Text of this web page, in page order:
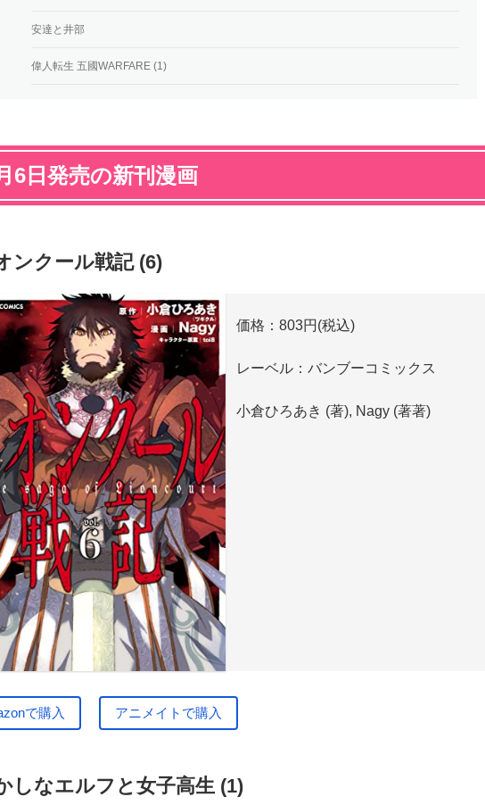
安達と井部
偉人転生 五國WARFARE (1)
6日発売の新刊漫画
ンクール戦記 (6)
価格：803円(税込)
レーベル：バンブーコミックス
小倉ひろあき (著), Nagy (著著)
で購入 アニメイトで購入
しなエルフと女子高生 (1)